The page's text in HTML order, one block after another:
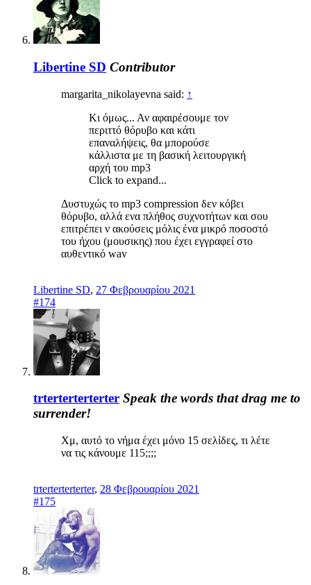
Libertine SD Contributor
margarita_nikolayevna said: ↑
Κι όμως... Αν αφαιρέσουμε τον
περιττό θόρυβο και κάτι
επαναλήψεις, θα μπορούσε
κάλλιστα με τη βασική λειτουργική
αρχή του mp3
Click to expand...
Δυστυχώς το mp3 compression δεν κόβει
θόρυβο, αλλά ενα πλήθος συχνοτήτων και σου
επιτρέπει ν ακούσεις μόλις ένα μικρό ποσοστό
του ήχου (μουσικης) που έχει εγγραφεί στο
αυθεντικό wav
Libertine SD, 27 Φεβρουαρίου 2021
#174
trterterterterter Speak the words that drag me to
surrender!
Χμ, αυτό το νήμα έχει μόνο 15 σελίδες, τι λέτε
να τις κάνουμε 115;;;;
trterterterterter, 28 Φεβρουαρίου 2021
#175